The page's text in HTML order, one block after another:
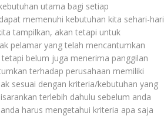
utama bagi setiap
memenuhi kebutuhan kita sehari-hari
tampilkan, akan tetapi untuk
pelamar yang telah mencantumkan
belum juga menerima panggilan
terhadap perusahaan memiliki
sesuai dengan kriteria/kebutuhan yang
terlebih dahulu sebelum anda
harus mengetahui kriteria apa saja